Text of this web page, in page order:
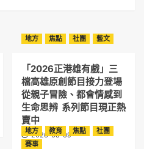
地方 焦點 社團 藝文
「2026正港雄有戲」三
檔高雄原創節目接力登場
從親子冒險、都會情感到
生命思辨 系列節目現正熱
賣中
2026-08-09
地方 教育 焦點
社團
賽事